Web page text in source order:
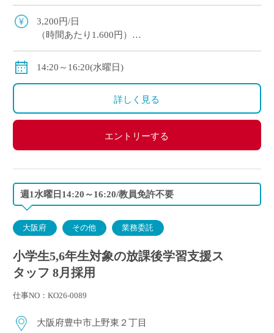
り）※一部マイカー不可の学校あり
3,200円/日
（時間あたり1.600円）
＊業務委託契約の報酬モデルを記載しています。
14:20～16:20(水曜日)
詳しく見る
エントリーする
週1水曜日14:20～16:20/教員免許不要
大阪府 その他 業務委託
小学生5,6年生対象の放課後学習支援ス
タッフ 8月採用
仕事NO：KO26-0089
大阪府豊中市上野東２丁目